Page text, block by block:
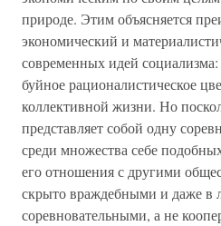
природе. Этим объясняется
экономический и
современных идей
буйное рационалистическое
коллективной жизни. Но
представляет собой одну
среди множества себе
его отношения с другими
скрыто враждебными и даже в
соревновательными, а не